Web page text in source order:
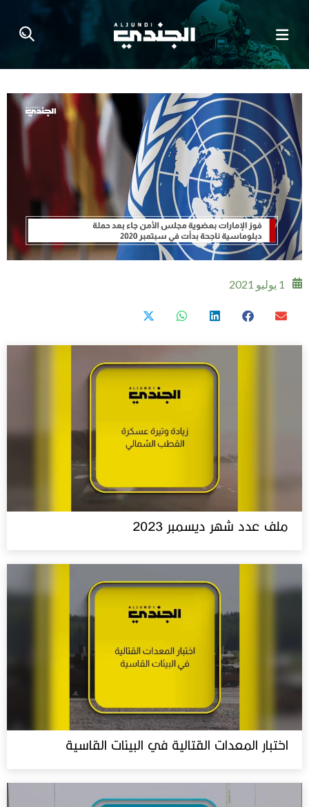
1 يوليو 2021
ملف عدد شهر ديسمبر 2023
اختبار المعدات القتالية في البيئات القاسية